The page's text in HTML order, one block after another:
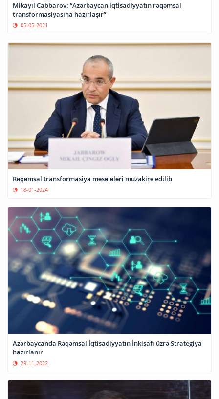
Mikayıl Cabbarov: “Azərbaycan iqtisadiyyatın rəqəmsal
transformasiyasına hazırlaşır”
05-05-2021
Rəqəmsal transformasiya məsələləri müzakirə edilib
18-01-2024
Azərbaycanda Rəqəmsal İqtisadiyyatın İnkişafı üzrə Strategiya
hazırlanır
29-11-2022